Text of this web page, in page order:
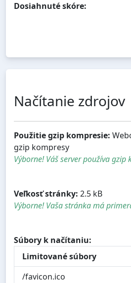
Dosiahnuté skóre:
Načítanie zdrojov
Použitie gzip kompresie:
gzip kompresy
Výborne! Váš server používa gzip
Veľkosť stránky: 2.5 kB
Výborne! Vaša stránka má
Súbory k načítaniu:
Limitované súbory
/favicon.ico